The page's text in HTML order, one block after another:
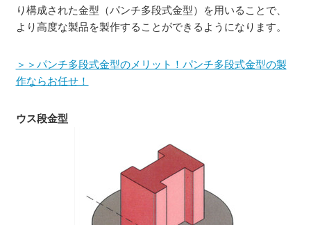
り構成された金型（パンチ多段式金型）を用いることで、
より高度な製品を製作することができるようになります。
＞＞パンチ多段式金型のメリット！パンチ多段式金型の製
作ならお任せ！
ウス段金型